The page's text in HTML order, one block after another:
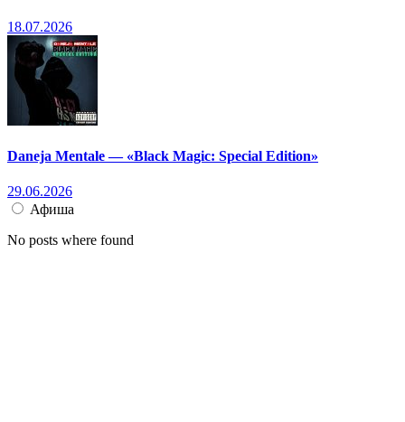
18.07.2026
Daneja Mentale — «Black Magic: Special Edition»
29.06.2026
Афиша
No posts where found